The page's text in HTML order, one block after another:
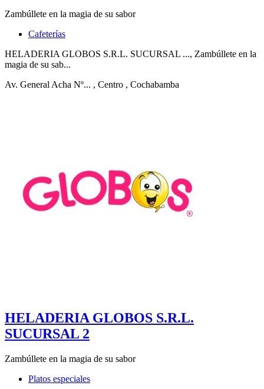
Zambúllete en la magia de su sabor
Cafeterías
HELADERIA GLOBOS S.R.L. SUCURSAL ..., Zambúllete en la
magia de su sab...
Av. General Acha Nº... , Centro , Cochabamba
HELADERIA GLOBOS S.R.L.
SUCURSAL 2
Zambúllete en la magia de su sabor
Platos especiales